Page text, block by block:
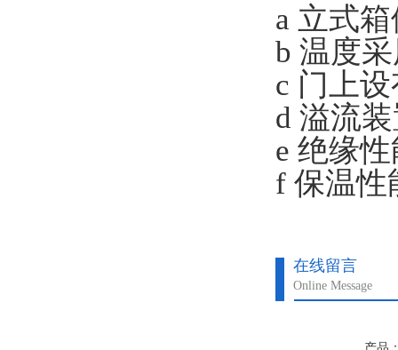
a 立式
b 温度
c 门上
d 溢流
e 绝缘
f 保温性
在线留言
Online Message